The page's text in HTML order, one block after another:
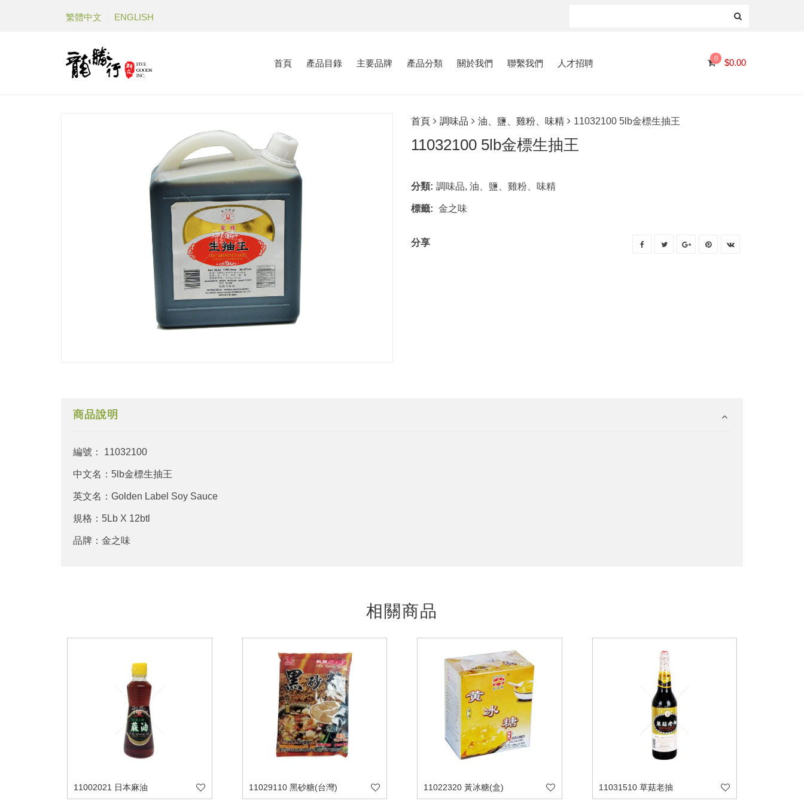
繁體中文 ENGLISH
首頁 產品目錄 主要品牌 產品分類 關於我們 聯繫我們 人才招聘 0 $0.00
首頁 調味品 油、鹽、雞粉、味精 11032100 5lb金標生抽王
11032100 5lb金標生抽王
分類: 調味品, 油、鹽、雞粉、味精
標籤: 金之味
分享
商品說明
編號： 11032100
中文名：5lb金標生抽王
英文名：Golden Label Soy Sauce
規格：5Lb X 12btl
品牌：金之味
相關商品
11002021 日本麻油 11029110 黑砂糖(台灣) 11022320 黃冰糖(盒) 11031510 草菇老抽